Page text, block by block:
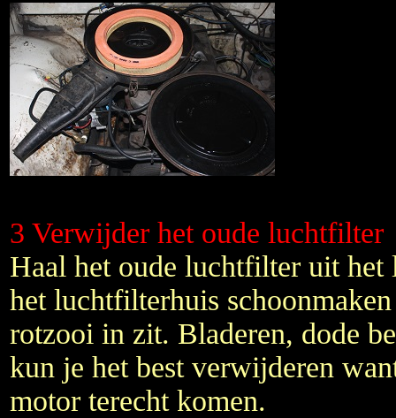
3 Verwijder het oude luchtfilter
Haal het oude luchtfilter uit
het luchtfilterhuis
rotzooi in zit. Bladeren, dode
kun je het best verwijderen
motor terecht komen.